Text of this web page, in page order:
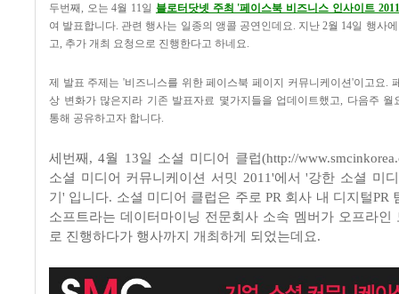
두번째, 오는 4월 11일 블로터닷넷 주최 '페이스북 비즈니스 인사이트
여 발표합니다. 관련 행사는 일종의 앵콜 공연인데요. 지난 2월 14일 행사
고, 추가 개최 요청으로 진행한다고 하네요.
제 발표 주제는 '비즈니스를 위한 페이스북 페이지 커뮤니케이션'이고요.
상 변화가 많은지라 기존 발표자료 몇가지들을 업데이트했고, 다음주 월
통해 공유하고자 합니다.
세번째, 4월 13일 소셜 미디어 클럽(http://
소셜 미디어 커뮤니케이션 서밋 2011'에서 '강한 소셜 미
기' 입니다. 소셜 미디어 클럽은 주로 PR 회사 내 디지털PR
소프트라는 데이터마이닝 전문회사 소속 멤버가 오프라인
로 진행하다가 행사까지 개최하게 되었는데요.